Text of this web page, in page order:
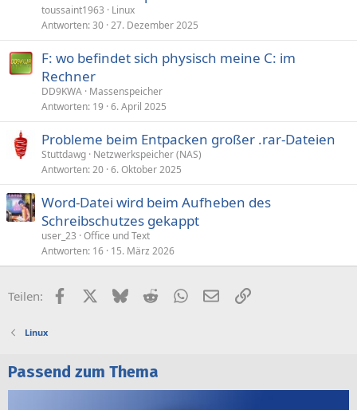
toussaint1963
Linux
Antworten 30 27. Dezember 2025
F: wo befindet sich physisch meine C: im
Rechner
DD9KWA Massenspeicher
Antworten 19 6. April 2025
Probleme beim Entpacken großer .rar-Dateien
Stuttdawg Netzwerkspeicher (NAS)
Antworten 20 6. Oktober 2025
Word-Datei wird beim Aufheben des
Schreibschutzes gekappt
user_23 Office und Text
Antworten 16 15. März 2026
Teilen: FacebookX (Twitter)
BlueskyRedditWhatsApp
E-MailLink
Linux
Passend zum Thema